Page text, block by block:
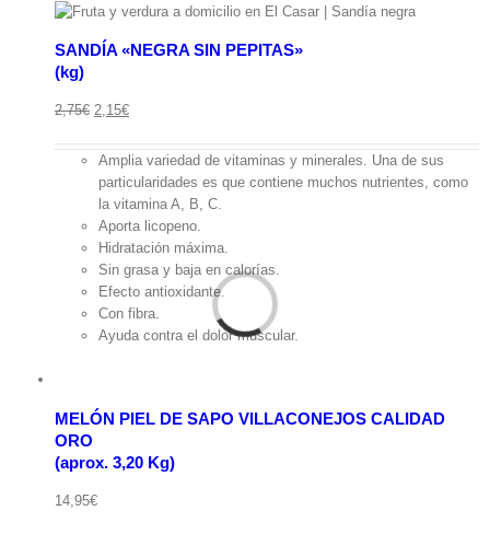
SANDÍA «NEGRA SIN PEPITAS»
(kg)
2,75€ El
original
2,75€.
2,15€El
actual
es:
2,15€.
Amplia variedad de vitaminas y minerales. Una de sus
particularidades es que contiene muchos nutrientes, como
la vitamina A, B, C.
Aporta licopeno.
Hidratación máxima.
Sin grasa y baja en calorías.
Efecto antioxidante.
Con fibra.
Ayuda contra el dolor muscular.
carrito
MELÓN
PIEL
ORO(aprox.
3,20
Kg)
cantidad
Detalles
Vista
MELÓN PIEL DE SAPO VILLACONEJOS CALIDAD
ORO
(aprox. 3,20 Kg)
14,95€